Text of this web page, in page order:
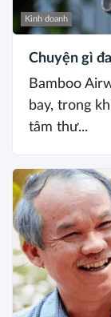
Kinh doanh
Chuyện gì
Bamboo
bay, trong
tâm thư...